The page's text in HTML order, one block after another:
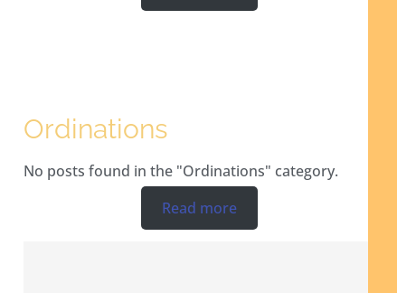
Ordinations
No posts found in the "Ordinations" category.
Read more